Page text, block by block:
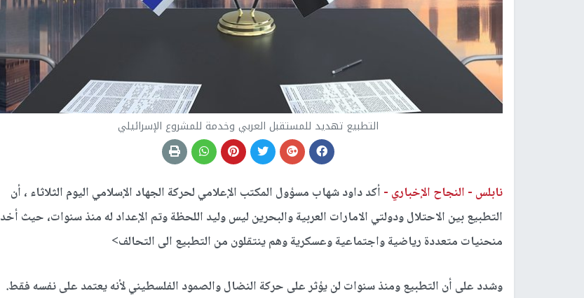
التطبيع تهديد للمستقبل العربي وخدمة للمشروع الإسرائيلي
نابلس - النجاح الإخباري - أكد داود شهاب مسؤول المكتب الإعلامي لحركة الجهاد الإسلامي اليوم الثلاثاء ، أن
التطبيع بين الاحتلال ودولتي الامارات العربية والبحرين ليس وليد اللحظة وتم الإعداد له منذ سنوات، حيث أخد
منحنيات متعددة رياضية واجتماعية وعسكرية وهم ينتقلون من التطبيع الى التحالف>
وشدد على أن التطبيع ومنذ سنوات لن يؤثر على حركة النضال والصمود الفلسطيني لأنه يعتمد على نفسه فقط.